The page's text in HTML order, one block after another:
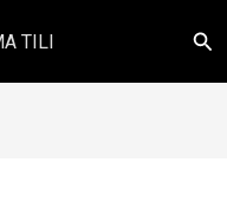
TILI Hae